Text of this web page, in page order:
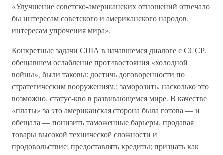
«Улучшение советско-американских отношений отвечало
бы интересам советского и американского народов,
интересам упрочения мира».
Конкретные задачи США в начавшемся диалоге с СССР,
обещавшем ослабление противостояния «холодной
войны», были таковы: достичь договоренности по
стратегическим вооружениям,; заморозить, насколько это
возможно, статус-кво в развивающемся мире. В качестве
«платы» за это американская сторона была готова — и
обещала — понизить таможенные барьеры, продавая
товары высокой технической сложности и
продовольствие; предоставлять кредиты; признать как